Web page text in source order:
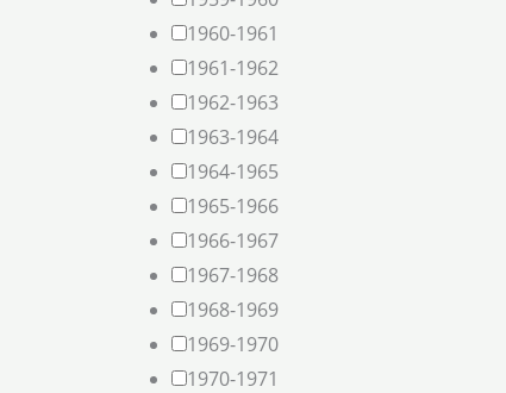
1960-1961
1961-1962
1962-1963
1963-1964
1964-1965
1965-1966
1966-1967
1967-1968
1968-1969
1969-1970
1970-1971